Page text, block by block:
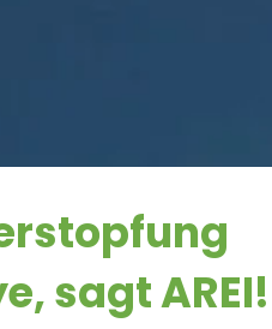
sagt AREI!